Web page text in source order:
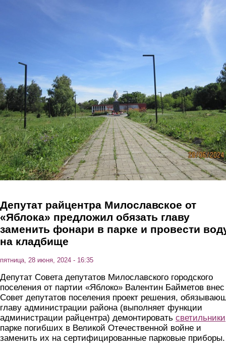
Депутат райцентра Милославское от
«Яблока» предложил обязать главу
заменить фонари в парке и провести
на кладбище
пятница, 28 июня, 2024 - 16:35
Депутат Совета депутатов Милославского городского
поселения от партии «Яблоко» Валентин Байметов
Совет депутатов поселения проект решения,
главу администрации района (выполняет функции
администрации райцентра) демонтировать светильники
парке погибших в Великой Отечественной войне и
заменить их на сертифицированные парковые приборы.